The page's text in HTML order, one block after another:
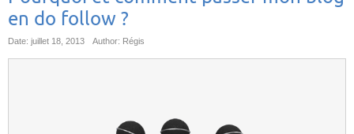
en do follow ?
Date: juillet 18, 2013 Author: Régis